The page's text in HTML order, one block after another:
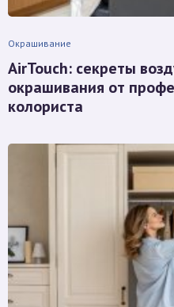
Окрашивание
AirTouch: секреты
окрашивания от
колориста